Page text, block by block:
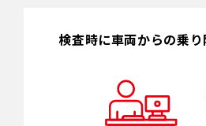
検査時に車両からの乗